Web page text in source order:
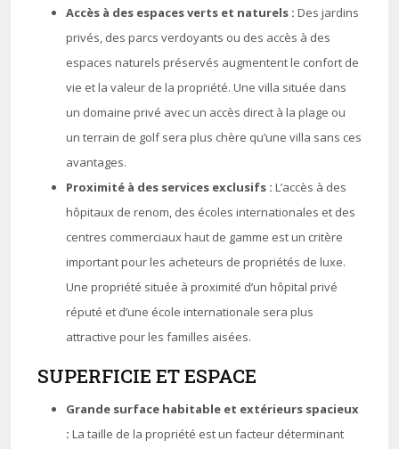
Accès à des espaces verts et naturels : Des jardins
privés, des parcs verdoyants ou des accès à des
espaces naturels préservés augmentent le confort de
vie et la valeur de la propriété. Une villa située dans
un domaine privé avec un accès direct à la plage ou
un terrain de golf sera plus chère qu’une villa sans ces
avantages.
Proximité à des services exclusifs : L’accès à des
hôpitaux de renom, des écoles internationales et des
centres commerciaux haut de gamme est un critère
important pour les acheteurs de propriétés de luxe.
Une propriété située à proximité d’un hôpital privé
réputé et d’une école internationale sera plus
attractive pour les familles aisées.
SUPERFICIE ET ESPACE
Grande surface habitable et extérieurs spacieux
: La taille de la propriété est un facteur déterminant